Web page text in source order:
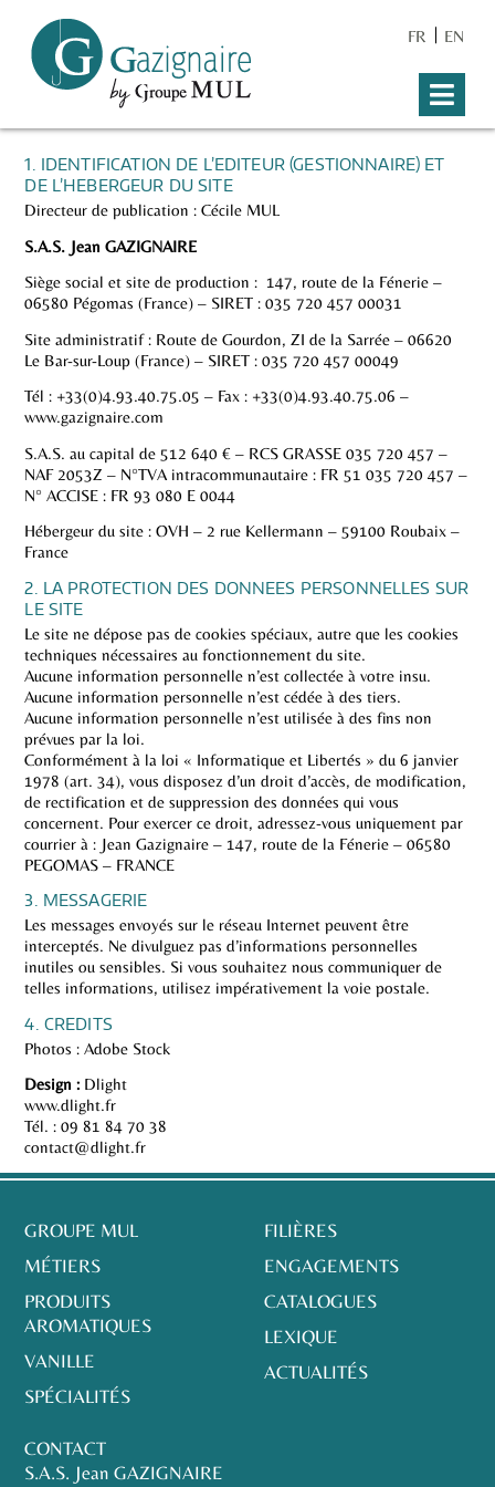
FR EN
1. IDENTIFICATION DE L’EDITEUR (GESTIONNAIRE) ET
DE L’HEBERGEUR DU SITE
Directeur de publication : Cécile MUL
S.A.S. Jean GAZIGNAIRE
Siège social et site de production : 147, route de la Fénerie –
06580 Pégomas (France) – SIRET : 035 720 457 00031
Site administratif : Route de Gourdon, ZI de la Sarrée – 06620
Le Bar-sur-Loup (France) – SIRET : 035 720 457 00049
Tél : +33(0)4.93.40.75.05 – Fax : +33(0)4.93.40.75.06 –
www.gazignaire.com
S.A.S. au capital de 512 640 € – RCS GRASSE 035 720 457 –
NAF 2053Z – N°TVA intracommunautaire : FR 51 035 720 457 –
N° ACCISE : FR 93 080 E 0044
Hébergeur du site : OVH – 2 rue Kellermann – 59100 Roubaix –
France
2. LA PROTECTION DES DONNEES PERSONNELLES SUR
LE SITE
Le site ne dépose pas de cookies spéciaux, autre que les cookies
techniques nécessaires au fonctionnement du site.
Aucune information personnelle n’est collectée à votre insu.
Aucune information personnelle n’est cédée à des tiers.
Aucune information personnelle n’est utilisée à des fins non
prévues par la loi.
Conformément à la loi « Informatique et Libertés » du 6 janvier
1978 (art. 34), vous disposez d’un droit d’accès, de modification,
de rectification et de suppression des données qui vous
concernent. Pour exercer ce droit, adressez-vous uniquement par
courrier à : Jean Gazignaire – 147, route de la Fénerie – 06580
PEGOMAS – FRANCE
3. MESSAGERIE
Les messages envoyés sur le réseau Internet peuvent être
interceptés. Ne divulguez pas d’informations personnelles
inutiles ou sensibles. Si vous souhaitez nous communiquer de
telles informations, utilisez impérativement la voie postale.
4. CREDITS
Photos : Adobe Stock
Design : Dlight
www.dlight.fr
Tél. : 09 81 84 70 38
contact@dlight.fr
GROUPE MUL
MÉTIERS
PRODUITS
AROMATIQUES
VANILLE
SPÉCIALITÉS
FILIÈRES
ENGAGEMENTS
CATALOGUES
LEXIQUE
ACTUALITÉS
CONTACT
S.A.S. Jean GAZIGNAIRE